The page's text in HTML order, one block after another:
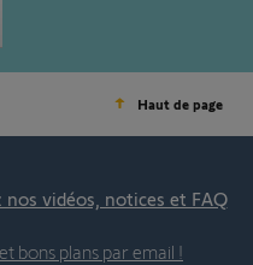
Haut de page
nos vidéos, notices et FAQ
bons plans par email !